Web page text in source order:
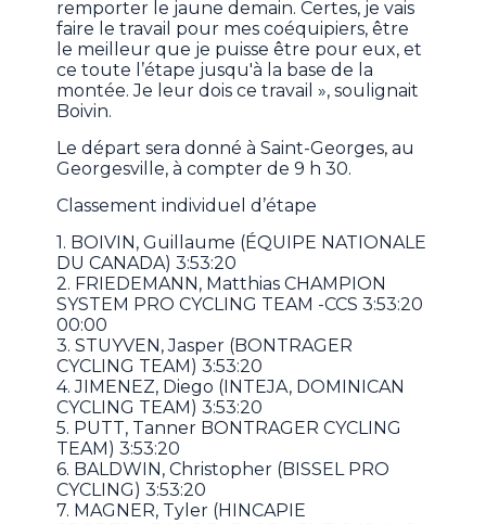
remporter le jaune demain. Certes, je vais
faire le travail pour mes coéquipiers, être
le meilleur que je puisse être pour eux, et
ce toute l’étape jusqu'à la base de la
montée. Je leur dois ce travail », soulignait
Boivin.
Le départ sera donné à Saint-Georges, au
Georgesville, à compter de 9 h 30.
Classement individuel d’étape
1. BOIVIN, Guillaume (ÉQUIPE NATIONALE
DU CANADA) 3:53:20
2. FRIEDEMANN, Matthias CHAMPION
SYSTEM PRO CYCLING TEAM -CCS 3:53:20
00:00
3. STUYVEN, Jasper (BONTRAGER
CYCLING TEAM) 3:53:20
4. JIMENEZ, Diego (INTEJA, DOMINICAN
CYCLING TEAM) 3:53:20
5. PUTT, Tanner BONTRAGER CYCLING
TEAM) 3:53:20
6. BALDWIN, Christopher (BISSEL PRO
CYCLING) 3:53:20
7. MAGNER, Tyler (HINCAPIE